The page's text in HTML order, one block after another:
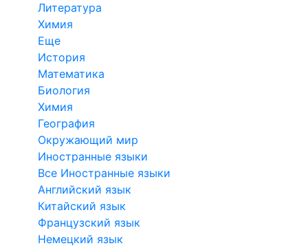
Литература
Химия
Еще
История
Математика
Биология
Химия
География
Окружающий мир
Иностранные языки
Все Иностранные языки
Английский язык
Китайский язык
Французский язык
Немецкий язык